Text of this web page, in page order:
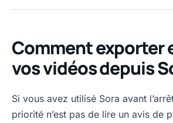
Comment exporter
vos vidéos depuis
Si vous avez utilisé Sora avant
priorité n’est pas de lire un avis de